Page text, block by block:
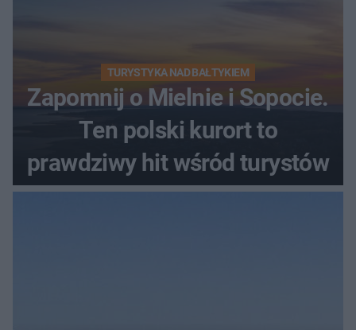
TURYSTYKA NAD BAŁTYKIEM
Zapomnij o Mielnie i Sopocie.
Ten polski kurort to
prawdziwy hit wśród turystów